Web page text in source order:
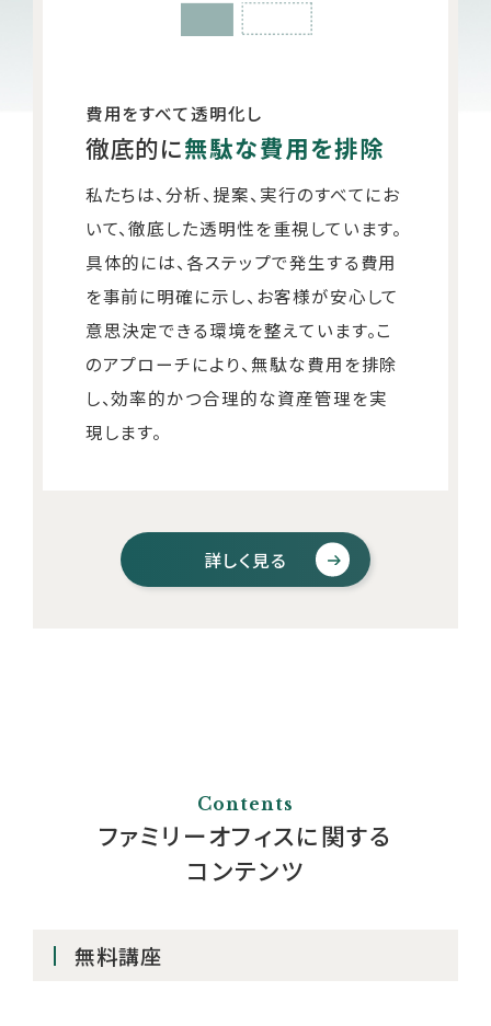
費用をすべて透明化し
徹底的に無駄な費用を排除
私たちは、分析、提案、実行のすべてにお
いて、徹底した透明性を重視しています。
具体的には、各ステップで発生する費用
を事前に明確に示し、お客様が安心して
意思決定できる環境を整えています。こ
のアプローチにより、無駄な費用を排除
し、効率的かつ合理的な資産管理を実
現します。
詳しく見る
Contents
ファミリーオフィスに関する
コンテンツ
無料講座